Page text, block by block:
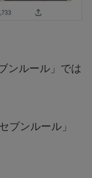
ンルール」では
ブンルール」